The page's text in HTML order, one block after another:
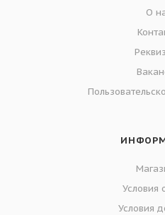
О
Условия
Условия